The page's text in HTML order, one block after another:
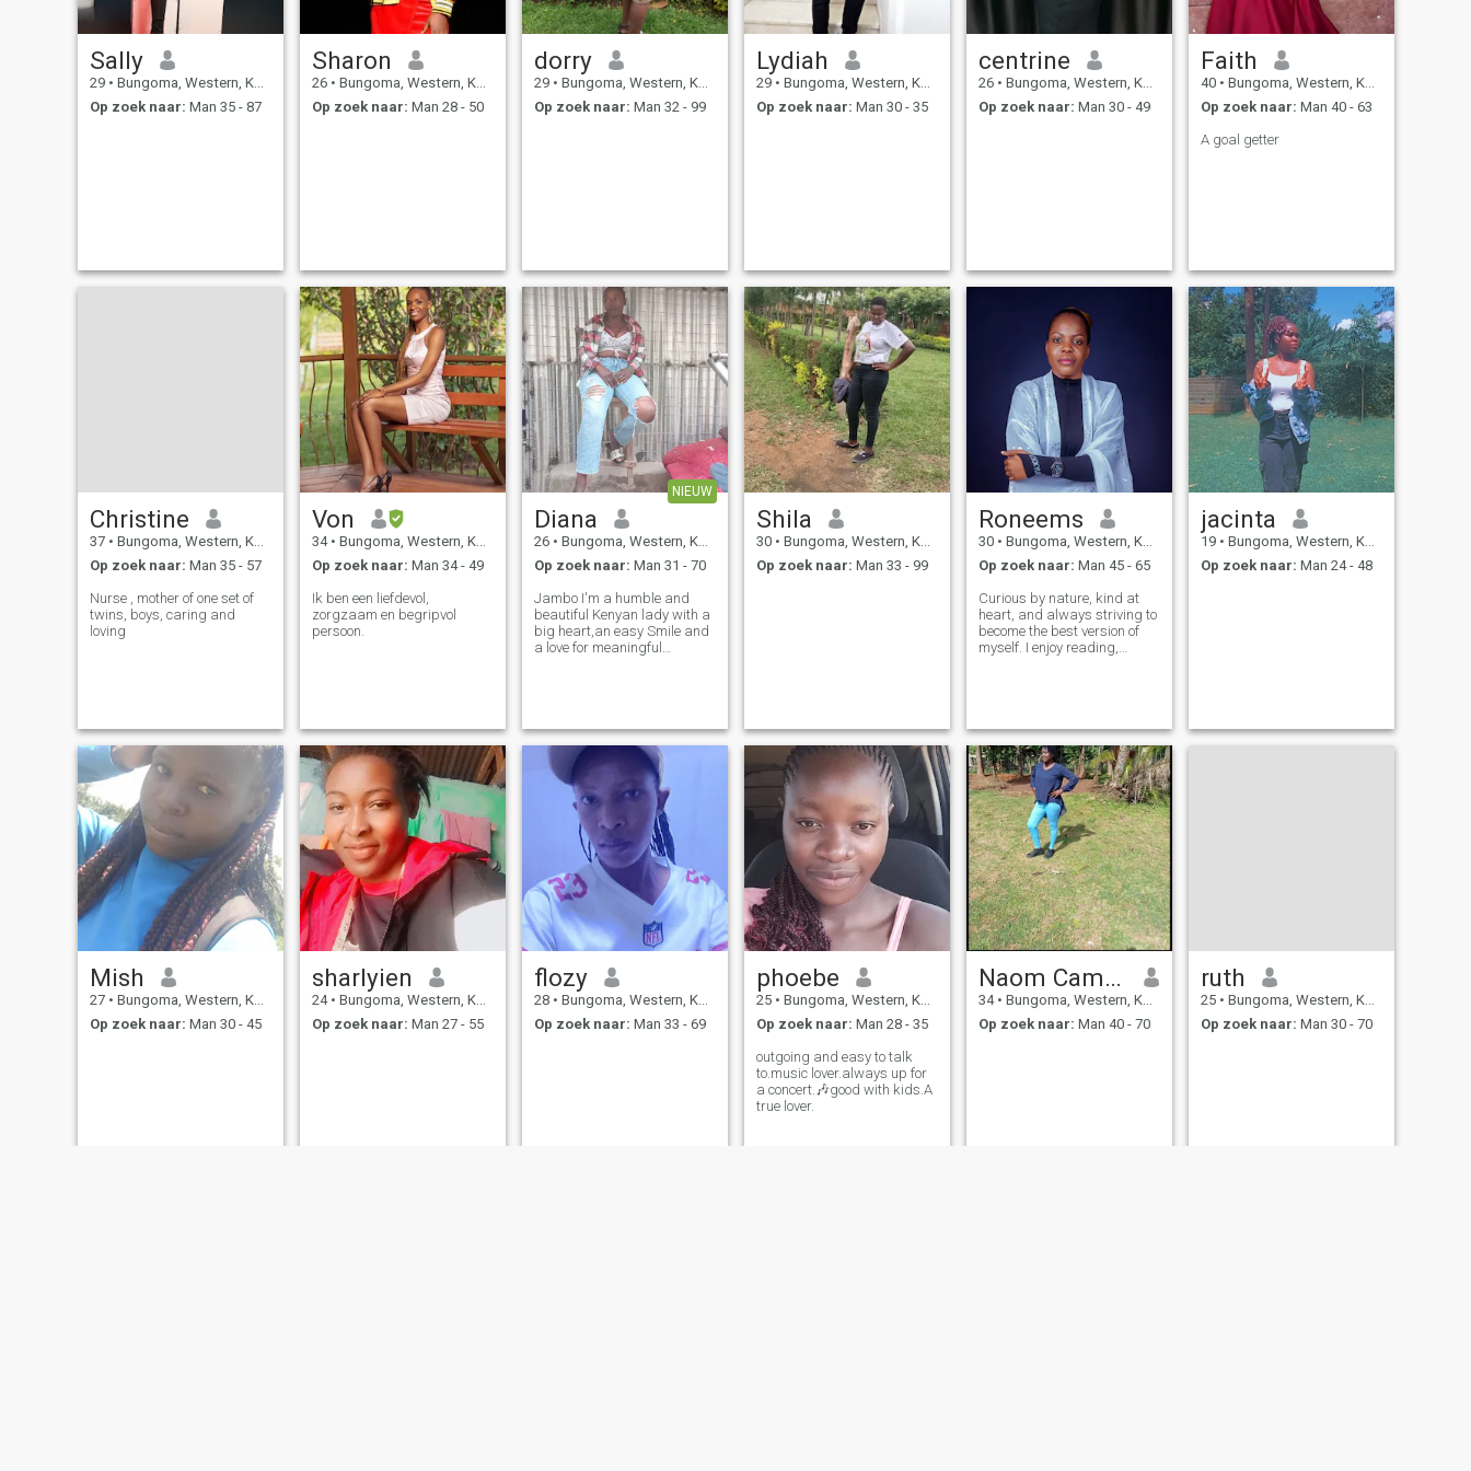
Sally
29 • Bungoma, Western, Kenya
Op zoek naar: Man 35 - 87
Sharon
26 • Bungoma, Western, Kenya
Op zoek naar: Man 28 - 50
dorry
29 • Bungoma, Western, Kenya
Op zoek naar: Man 32 - 99
Lydiah
29 • Bungoma, Western, Kenya
Op zoek naar: Man 30 - 35
centrine
26 • Bungoma, Western, Kenya
Op zoek naar: Man 30 - 49
Faith
40 • Bungoma, Western, Kenya
Op zoek naar: Man 40 - 63
A goal getter
Christine
37 • Bungoma, Western, Kenya
Op zoek naar: Man 35 - 57
Nurse , mother of one set of
twins, boys, caring and
loving
Von
34 • Bungoma, Western, Kenya
Op zoek naar: Man 34 - 49
Ik ben een liefdevol,
zorgzaam en begripvol
persoon.
NIEUW
Diana
26 • Bungoma, Western, Kenya
Op zoek naar: Man 31 - 70
Jambo I'm a humble and
beautiful Kenyan lady with a
big heart,an easy Smile and
a love for meaningful
a vibe.
Shila
30 • Bungoma, Western, Kenya
Op zoek naar: Man 33 - 99
Roneems
30 • Bungoma, Western, Kenya
Op zoek naar: Man 45 - 65
Curious by nature, kind at
heart, and always striving to
become the best version of
myself. I enjoy reading,
good sense of humor.
jacinta
19 • Bungoma, Western, Kenya
Op zoek naar: Man 24 - 48
Mish
27 • Bungoma, Western, Kenya
Op zoek naar: Man 30 - 45
sharlyien
24 • Bungoma, Western, Kenya
Op zoek naar: Man 27 - 55
flozy
28 • Bungoma, Western, Kenya
Op zoek naar: Man 33 - 69
phoebe
25 • Bungoma, Western, Kenya
Op zoek naar: Man 28 - 35
outgoing and easy to talk
to.music lover.always up for
a concert.🎶good with kids.A
true lover.
Naom Campbell
34 • Bungoma, Western, Kenya
Op zoek naar: Man 40 - 70
ruth
25 • Bungoma, Western, Kenya
Op zoek naar: Man 30 - 70